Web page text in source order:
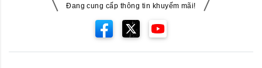
Đang cung cấp thông tin khuyếm mãi!